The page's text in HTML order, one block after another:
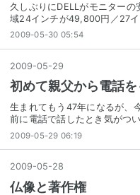
久しぶりにDELLがモニター
域24インチが49,800円／27
2009-05-30 05:54
2009-05-29
初めて親父から電話
生まれてもう47年になるが、
前に電話で話したとき気がつ
2009-05-29 06:19
2009-05-28
仏像と著作権